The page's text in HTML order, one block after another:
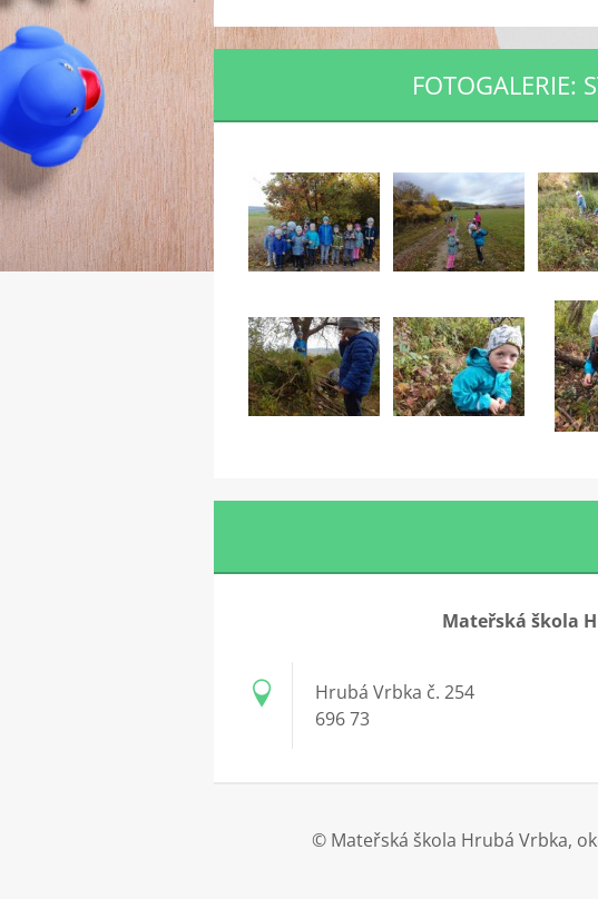
FOTOGALERIE:
Mateřská škola
Hrubá Vrbka č. 254
696 73
© Mateřská škola Hrubá Vrbka,